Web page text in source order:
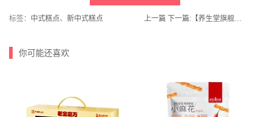
标签： 中式糕点、 新中式糕点 上一篇 下一篇: 【养生堂旗舰店】钙片中老年液体钙DK100粒*2瓶
你可能还喜欢